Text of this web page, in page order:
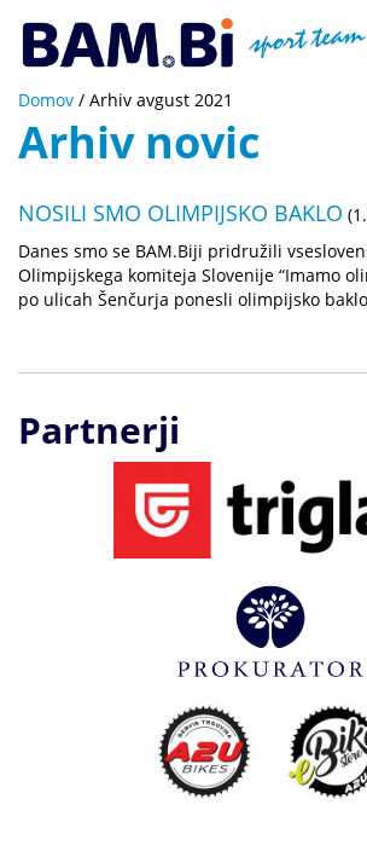
Domov / Arhiv avgust 2021
Arhiv novic
NOSILI SMO OLIMPIJSKO BAKLO
Danes smo se BAM.Biji pridružili
Olimpijskega komiteja Slovenije “Imamo
po ulicah Šenčurja ponesli olimpijsko
Partnerji